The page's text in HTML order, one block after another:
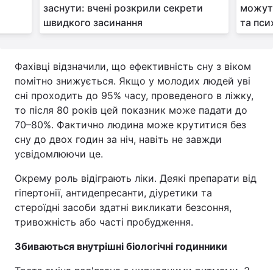
заснути: вчені розкрили секрети
швидкого засинання
та
Фахівці відзначили, що ефективність сну з віком
помітно знижується. Якщо у молодих людей уві
сні проходить до 95% часу, проведеного в ліжку,
то після 80 років цей показник може падати до
70–80%. Фактично людина може крутитися без
сну до двох годин за ніч, навіть не завжди
усвідомлюючи це.
Окрему роль відіграють ліки. Деякі препарати від
гіпертонії, антидепресанти, діуретики та
стероїдні засоби здатні викликати безсоння,
тривожність або часті пробудження.
Збиваються внутрішні біологічні годинники